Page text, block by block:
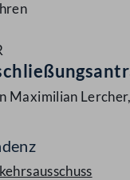
Maximilian